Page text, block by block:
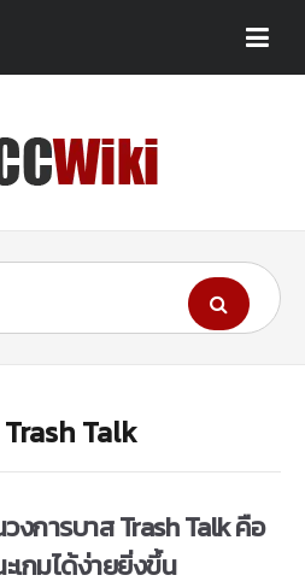
Talk
วงการบาส Trash Talk คือ
เกมได้ง่ายยิ่งขึ้น